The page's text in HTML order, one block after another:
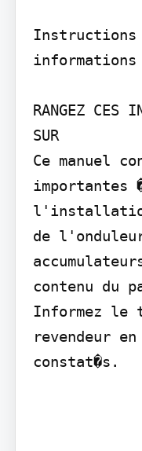
informations
RANGEZ CES
SUR
Ce manuel
importantes
de
contenu du
Informez le
revendeur en
constat�s.